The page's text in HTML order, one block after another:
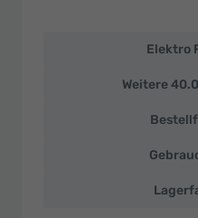
Neuwagen
Elektro
Weitere